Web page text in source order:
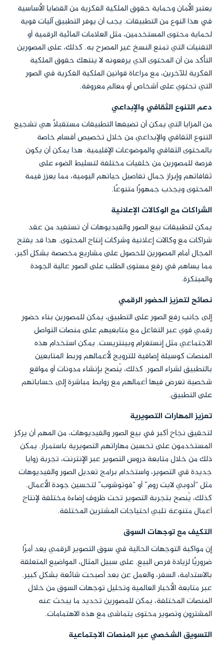
يعتبر الأمان وحماية حقوق الملكية الفكرية من القضايا الأساسية
في هذا النوع من التطبيقات. يجب أن يوفر التطبيق آليات قوية
لحماية محتوى المستخدمين، مثل العلامات المائية الرقمية أو
التقنيات التي تمنع النسخ غير المصرح به. كذلك، على المصورين
التأكد من أن المحتوى الذي يرفعونه لا ينتهك حقوق الملكية
الفكرية للآخرين، مع مراعاة قوانين الملكية الفكرية في الصور
التي تحتوي على أشخاص أو معالم معروفة.
دعم التنوع الثقافي والإبداعي
من المزايا التي يمكن أن تضيفها التطبيقات مستقبلاً هي تشجيع
التنوع الثقافي والإبداعي من خلال تخصيص أقسام خاصة
بالمحتوى الثقافي والموضوعات الإقليمية. هذا يمكن أن يكون
فرصة للمصورين من خلفيات مختلفة لتسليط الضوء على
ثقافاتهم وإبراز جمال تفاصيل حياتهم اليومية، مما يعزز قيمة
المحتوى ويجذب جمهورًا متنوعًا.
الشراكات مع الوكالات الإعلانية
يمكن لتطبيقات بيع الصور والفيديوهات أن تستفيد من عقد
شراكات مع وكالات إعلانية وشركات إنتاج المحتوى. هذا قد يفتح
المجال أمام المصورين للحصول على مشاريع مخصصة بشكل أكبر،
مما يساهم في رفع مستوى الطلب على الصور عالية الجودة
والمبتكرة.
نصائح لتعزيز الحضور الرقمي
إلى جانب رفع الصور على التطبيق، يمكن للمصورين بناء حضور
رقمي قوي عبر التفاعل مع متابعيهم على منصات التواصل
الاجتماعي مثل إنستغرام وبينتريست. يمكن استخدام هذه
المنصات كوسيلة إضافية للترويج لأعمالهم وربط المتابعين
بالتطبيق لشراء الصور. كذلك، يُنصح بإنشاء مدونات أو مواقع
شخصية تعرض فيها أعمالهم مع روابط مباشرة إلى حساباتهم
على التطبيق.
تعزيز المهارات التصويرية
لتحقيق نجاح أكبر في بيع الصور والفيديوهات، من المهم أن يركز
المستخدمون على تحسين مهاراتهم التصويرية باستمرار. يمكن
ذلك من خلال متابعة دروس التصوير عبر الإنترنت، تجربة زوايا
جديدة في التصوير، واستخدام برامج تعديل الصور والفيديوهات
مثل “أدوبي لايت روم” أو “فوتوشوب” لتحسين جودة الأعمال.
كذلك، يُنصح بتجربة التصوير تحت ظروف إضاءة مختلفة لإنتاج
أعمال متنوعة تلبي احتياجات المشترين المختلفة.
التكيف مع توجهات السوق
إن مواكبة التوجهات الحالية في سوق التصوير الرقمي يعد أمرًا
ضروريًا لزيادة فرص البيع. على سبيل المثال، المواضيع المتعلقة
بالاستدامة، السفر، والعمل عن بعد أصبحت شائعة بشكل كبير.
عبر متابعة الأخبار العالمية وتحليل توجهات السوق من خلال
المنصات المختلفة، يمكن للمصورين تحديد ما يبحث عنه
المشترون وتصوير محتوى يتماشى مع هذه الاهتمامات.
التسويق الشخصي عبر المنصات الاجتماعية